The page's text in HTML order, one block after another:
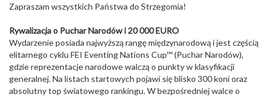
Zapraszam wszystkich Państwa do Strzegomia!
Rywalizacja o Puchar Narodów i 20 000 EURO
Wydarzenie posiada najwyższą rangę międzynarodową i jest częścią
elitarnego cyklu FEI Eventing Nations Cup™ (Puchar Narodów),
gdzie reprezentacje narodowe walczą o punkty w klasyfikacji
generalnej. Na listach startowych pojawi się blisko 300 koni oraz
absolutny top światowego rankingu. W bezpośredniej walce o